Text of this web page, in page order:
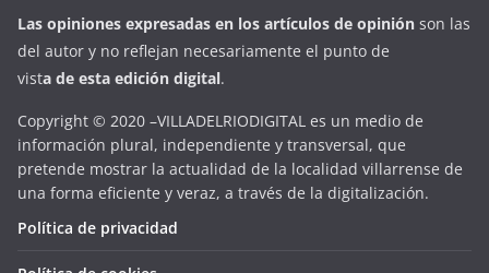
Las opiniones expresadas en los artículos de opinión son las
del autor y no reflejan necesariamente el punto de
vista de esta edición digital.
Copyright © 2020 –VILLADELRIODIGITAL es un medio de
información plural, independiente y transversal, que
pretende mostrar la actualidad de la localidad villarrense de
una forma eficiente y veraz, a través de la digitalización.
Política de privacidad